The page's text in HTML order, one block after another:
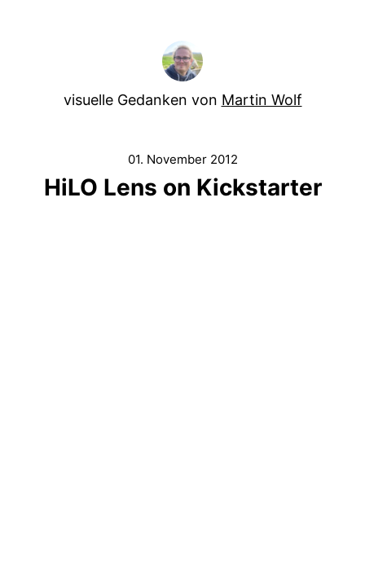
visuelle Gedanken von Martin Wolf
01. November 2012
HiLO Lens on Kickstarter